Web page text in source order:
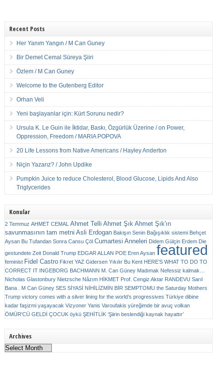
Recent Posts
Her Yanım Yangın / M Can Guney
Bir Demet Cemal Süreya Şiiri
Özlem / M Can Guney
Welcome to the Gutenberg Editor
Orhan Veli
Yeni başlayanlar için: Kürt Sorunu nedir?
Ursula K. Le Guin ile İktidar, Baskı, Özgürlük Üzerine / on Power,
Oppression, Freedom / MARIA POPOVA
20 Life Lessons from Native Americans / Hayley Anderton
Niçin Yazarız? / John Updike
Pumpkin Juice to reduce Cholesterol, Blood Glucose, Lipids And Also
Triglycerides
Konular
2 Temmuz AHMET CEMAL Ahmet Telli Ahmet Şık Ahmet Şık'ın
savunmasının tam metni Asli Erdogan Bakişın Senin Bağışıklık sistemi Behçet
Aysan Bu Tufandan Sonra Cansu Çöl Cumartesi Anneleri Didem Gülçin Erdem Die
gestundete Zeit Donald Trump EDGAR ALLAN POE Eren Aysan featured
feminist Fidel Castro Fikret YAZ Gidersen Yıkılır Bu Kent HERE’S WHAT TO DO TO
CORRECT IT INGEBORG BACHMANN M. Can Güney Madımak Nefessiz kalmak…
Nicholas Glastonbury Nietzsche Nâzım HİKMET Prof. Cengiz Aktar RANDEVU Sarıl
Bana . M Can Güney SES SİYASİ NİHİLİZMİN BİR SEMPTOMU the Saturday Mothers
Trump victory comes with a silver lining for the world’s progressives Türkiye dibine
kadar faşizmi yaşayacak Vizyoner Yanis Varoufakis yüreğimde bir avuç volkan
ÖMÜR'CÜ GELDİ ÇOCUK öykü ŞEHİTLİK ‘Şiirin beslendiği kaynak hayattır’
Archives
Archives